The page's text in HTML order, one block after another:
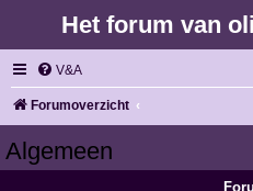
Het forum van
V&A
Forumoverzicht
Algemeen